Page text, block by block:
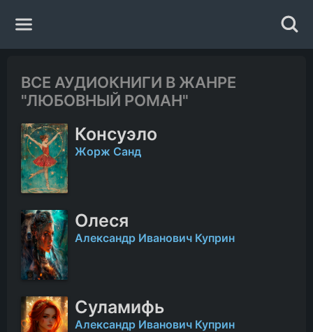
Жанры
Авторы
Исполнители
Случайная книга
ВСЕ АУДИОКНИГИ В ЖАНРЕ
"ЛЮБОВНЫЙ РОМАН"
Консуэло
Жорж Санд
Олеся
Александр Иванович Куприн
Суламифь
Александр Иванович Куприн